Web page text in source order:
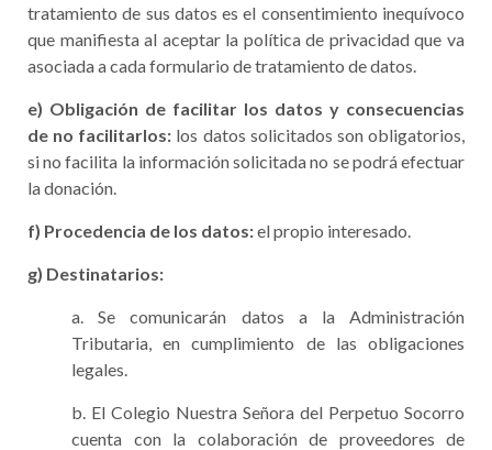
tratamiento de sus datos es el consentimiento inequívoco
que manifiesta al aceptar la política de privacidad que va
asociada a cada formulario de tratamiento de datos.
e) Obligación de facilitar los datos y consecuencias
de no facilitarlos: los datos solicitados son obligatorios,
si no facilita la información solicitada no se podrá efectuar
la donación.
f) Procedencia de los datos:el propio interesado.
g) Destinatarios:
a. Se comunicarán datos a la Administración
Tributaria, en cumplimiento de las obligaciones
legales.
b. El Colegio Nuestra Señora del Perpetuo Socorro
cuenta con la colaboración de proveedores de